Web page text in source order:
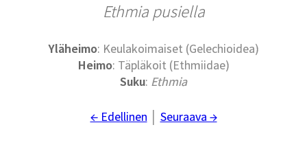
Ethmia pusiella
Yläheimo: Keulakoimaiset (Gelechioidea)
Heimo: Täpläkoit (Ethmiidae)
Suku: Ethmia
← Edellinen Seuraava →